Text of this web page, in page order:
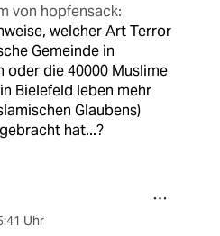
von hopfensack:
welcher Art Terror
Gemeinde in
oder die 40000 Muslime
Bielefeld leben mehr
Glaubens)
hat...?
Uhr